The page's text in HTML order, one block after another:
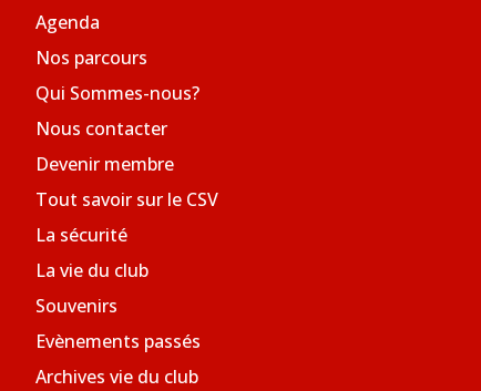
Agenda
Nos parcours
Qui Sommes-nous?
Nous contacter
Devenir membre
Tout savoir sur le CSV
La sécurité
La vie du club
Souvenirs
Evènements passés
Archives vie du club